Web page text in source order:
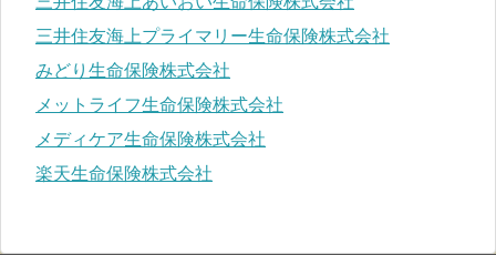
三井住友海上プライマリー生命保険株式会社
みどり生命保険株式会社
メットライフ生命保険株式会社
メディケア生命保険株式会社
楽天生命保険株式会社